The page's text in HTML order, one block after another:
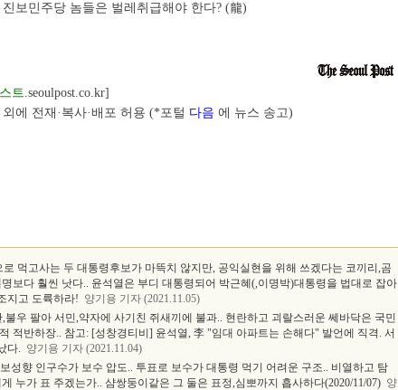
진보민주당 놈들은 벌레취급해야 한다? (龍)
트.seoulpost.co.kr]
에 전재·복사·배포 허용 (*포털 다음 에 뉴스 송고)
먹고사는 두 대통령후보가 마뜩치 않지만, 공익실현을 위해 쓰겠다는 코끼리,곰
보다 훨씬 낫다.. 윤석열은 부디 대통령되어 박근혜(,이명박)대통령을 법대로 잡아
지고 도륙하라! 양기용 기자 (2021.11.05)
우 팔아 서민,약자에 사기친 쥐새끼에 불과.. 현란하고 괴랄스러운 쎄바닥은 국민
적반하장.. 참고: [성창경티비] 윤석열, 李 "임대 아파트는 손해다" 발언에 직격. 서
다. 양기용 기자 (2021.11.04)
성향 인구수가 보수 압도.. 투표로 보수가 대통령 먹기 어려운 구조.. 비열하고 탐
누가 표 주겠는가.. 샴쌍둥이같은 그 둘은 표정,심뽀까지 흡사하다(2020/11/07) 양